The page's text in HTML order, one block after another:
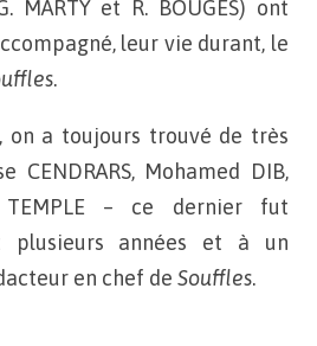
MARTY et R. BOUGES) ont
leur vie durant, le
.
on a toujours trouvé de très
CENDRARS, Mohamed DIB,
TEMPLE – ce dernier fut
plusieurs années et à un
en chef de Souffles.